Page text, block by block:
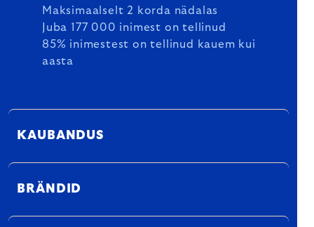
Maksimaalselt 2 korda nädalas
Juba 177 000 inimest on tellinud
85% inimestest on tellinud kauem kui
aasta
KAUBANDUS
BRÄNDID